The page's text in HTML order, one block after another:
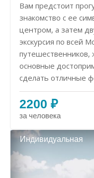
Вам предстоит
знакомство с ее
центром, а затем
экскурсия по всей
основные
сделать отличные
2200 ₽
за человека
Индивидуальная